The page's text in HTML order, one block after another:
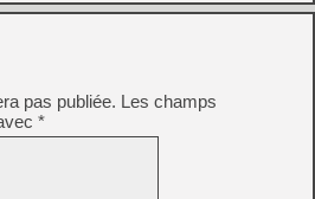
pas publiée. Les champs
*